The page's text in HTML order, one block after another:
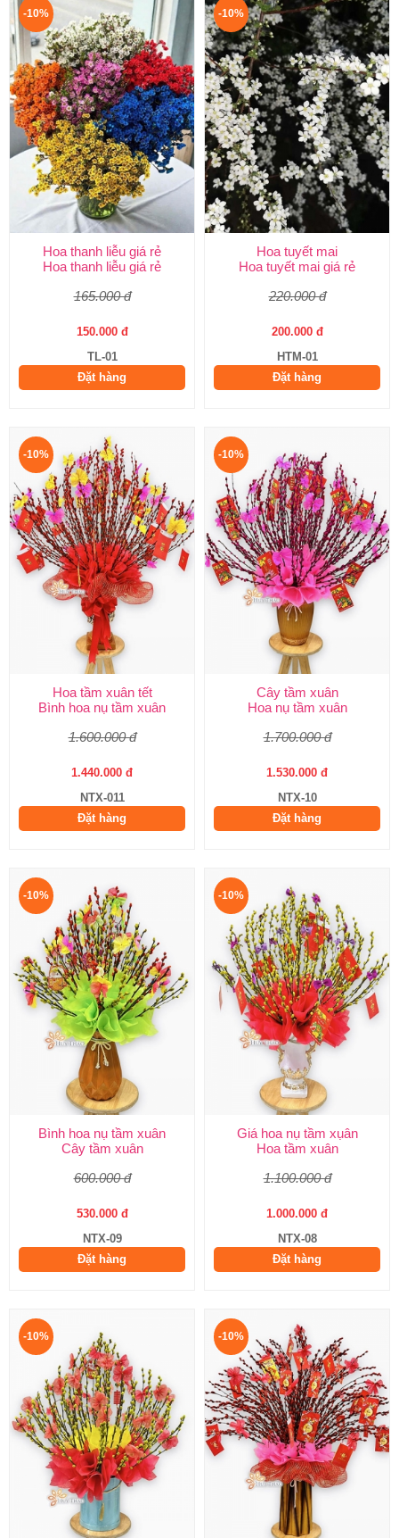
-10%
Hoa thanh liễu giá rẻ
Hoa thanh liễu giá rẻ
165.000 đ
150.000 đ
TL-01
Đặt hàng
-10%
Hoa tuyết mai
Hoa tuyết mai giá rẻ
220.000 đ
200.000 đ
HTM-01
Đặt hàng
-10%
Hoa tầm xuân tết
Bình hoa nụ tầm xuân
1.600.000 đ
1.440.000 đ
NTX-011
Đặt hàng
-10%
Cây tầm xuân
Hoa nụ tầm xuân
1.700.000 đ
1.530.000 đ
NTX-10
Đặt hàng
-10%
Bình hoa nụ tầm xuân
Cây tầm xuân
600.000 đ
530.000 đ
NTX-09
Đặt hàng
-10%
Giá hoa nụ tầm xụân
Hoa tầm xuân
1.100.000 đ
1.000.000 đ
NTX-08
Đặt hàng
-10% -10%